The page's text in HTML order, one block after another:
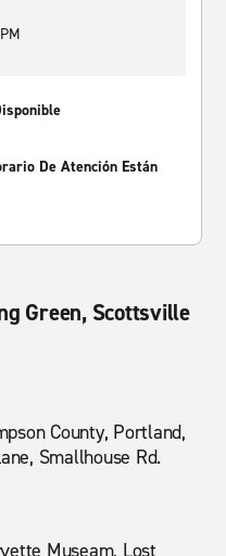
De Atención Están
Green, Scottsville
County, Portland,
Smallhouse Rd.
Museam, Lost